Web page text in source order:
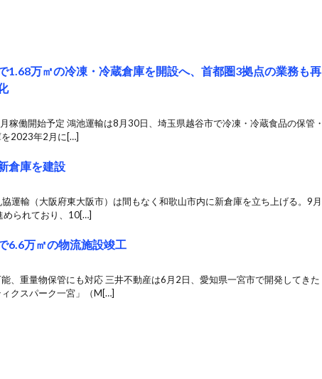
1.68万㎡の冷凍・冷蔵倉庫を開設へ、首都圏3拠点の業務も再
稼働開始予定 鴻池運輸は8月30日、埼玉県越谷市で冷凍・冷蔵食品の保管・
を2023年2月に[…]
倉庫を建設
輸（大阪府東大阪市）は間もなく和歌山市内に新倉庫を立ち上げる。9月
められており、10[…]
6.6万㎡の物流施設竣工
、重量物保管にも対応 三井不動産は6月2日、愛知県一宮市で開発してきた
クスパーク一宮」（M[…]